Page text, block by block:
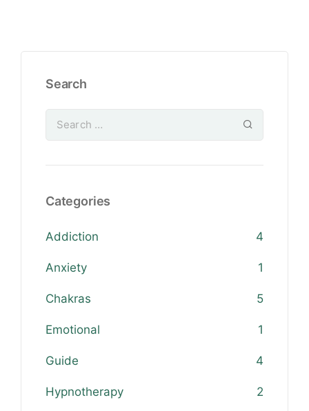
Search
Categories
Addiction 4
Anxiety 1
Chakras 5
Emotional 1
Guide 4
Hypnotherapy 2